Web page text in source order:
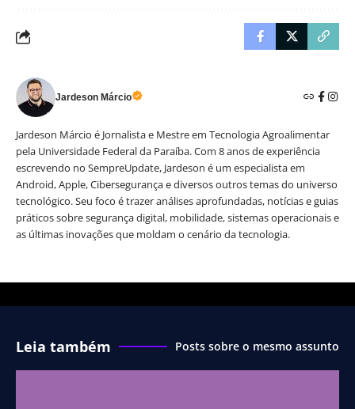
Jardeson Márcio
Jardeson Márcio é Jornalista e Mestre em Tecnologia Agroalimentar
pela Universidade Federal da Paraíba. Com 8 anos de experiência
escrevendo no SempreUpdate, Jardeson é um especialista em
Android, Apple, Cibersegurança e diversos outros temas do universo
tecnológico. Seu foco é trazer análises aprofundadas, notícias e guias
práticos sobre segurança digital, mobilidade, sistemas operacionais e
as últimas inovações que moldam o cenário da tecnologia.
Leia também Posts sobre o mesmo assunto